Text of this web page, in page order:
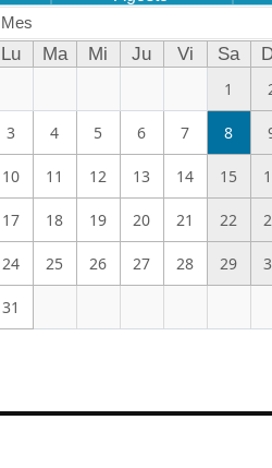
Mes
Lu Ma Mi Ju Vi Sa
1
3 4 5 6 7 8
10 11 12 13 14 15
17 18 19 20 21 22
24 25 26 27 28 29
31